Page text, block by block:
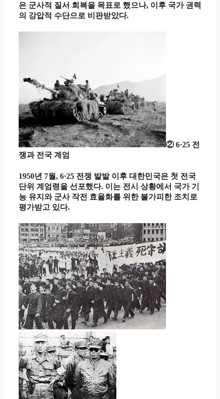
은 군사적 질서 회복을 목표로 했으나, 이후 국가 권력
의 강압적 수단으로 비판받았다.
② 6·25 전
쟁과 전국 계엄
1950년 7월, 6·25 전쟁 발발 이후 대한민국은 첫 전국
단위 계엄령을 선포했다. 이는 전시 상황에서 국가 기
능 유지와 군사 작전 효율화를 위한 불가피한 조치로
평가받고 있다.